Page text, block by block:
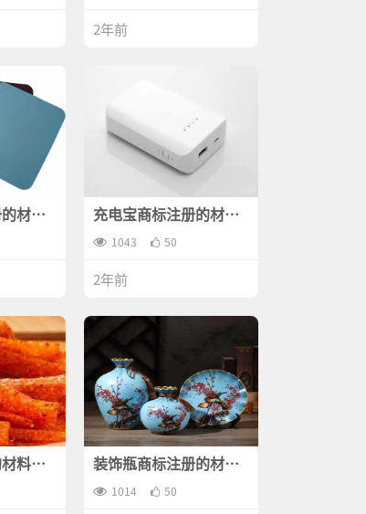
2年前
材料 充电宝商标注册的材料
有哪些？
1043 50
2年前
料有 装饰瓶商标注册的材料
有哪些？
1014 50